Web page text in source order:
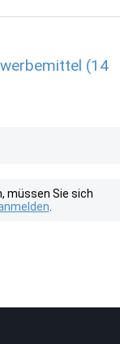
(14
müssen Sie sich